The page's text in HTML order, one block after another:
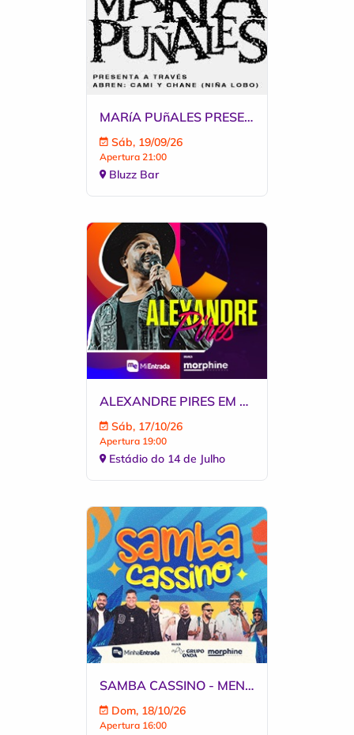
MARíA PUñALES PRESENTA SU DISCO A TRAVéS EN BLUZZ
Sáb, 19/09/26
Apertura 21:00
Bluzz Bar
ALEXANDRE PIRES EM LIVRAMENTO
Sáb, 17/10/26
Apertura 19:00
Estádio do 14 de Julho
SAMBA CASSINO - MENOS É MAIS E PIXOTE
Dom, 18/10/26
Apertura 16:00